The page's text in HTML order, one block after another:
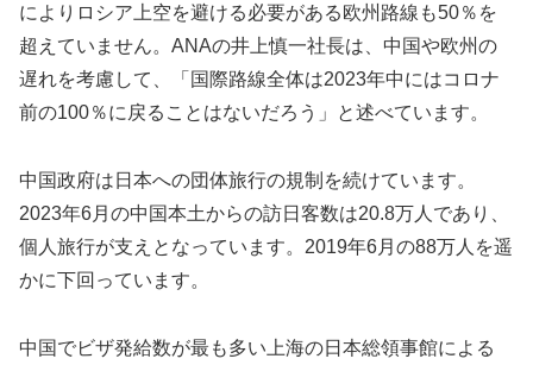
によりロシア上空を避ける必要がある欧州路線も50％を
超えていません。ANAの井上慎一社長は、中国や欧州の
遅れを考慮して、「国際路線全体は2023年中にはコロナ
前の100％に戻ることはないだろう」と述べています。
中国政府は日本への団体旅行の規制を続けています。
2023年6月の中国本土からの訪日客数は20.8万人であり、
個人旅行が支えとなっています。2019年6月の88万人を遥
かに下回っています。
中国でビザ発給数が最も多い上海の日本総領事館による